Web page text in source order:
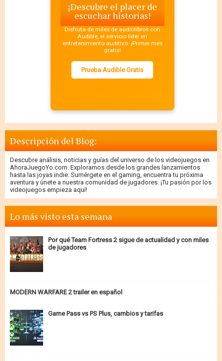
¡Descubre el placer de
escuchar historias!
Disfruta de miles de audiolibros con
Audible, el servicio líder en
entretenimiento auditivo. ¡Primer mes
gratis!
Prueba Audible Gratis
Descripción del Blog:
Descubre análisis, noticias y guías del universo de los videojuegos en
AhoraJuegoYo.com. Exploramos desde los grandes lanzamientos
hasta las joyas indie. Sumérgete en el gaming, encuentra tu próxima
aventura y únete a nuestra comunidad de jugadores. ¡Tu pasión por los
videojuegos empieza aquí!
Lo más visto esta semana
Por qué Team Fortress 2 sigue de actualidad y con miles
de jugadores
MODERN WARFARE 2 trailer en español
Game Pass vs PS Plus, cambios y tarifas